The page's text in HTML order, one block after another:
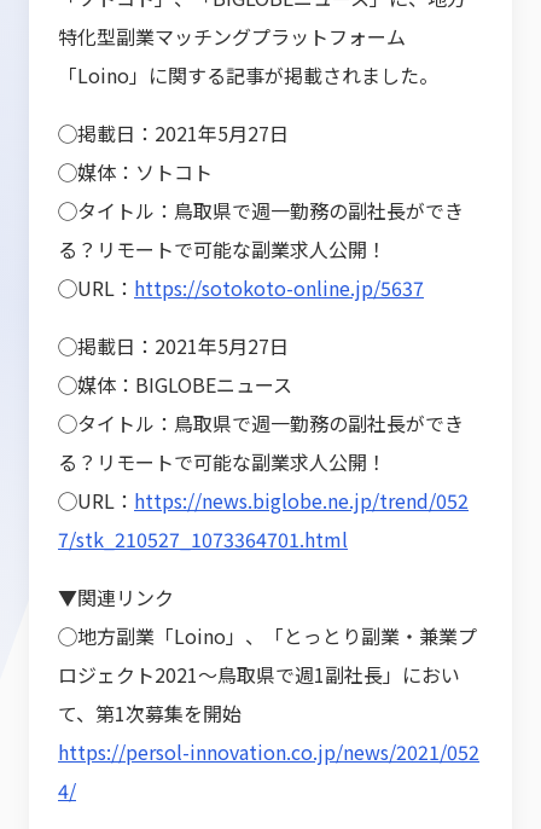
特化型副業マッチングプラットフォーム
「Loino」に関する記事が掲載されました。
◯掲載日： 2021年5月27日
◯媒体：ソトコト
◯タイトル： 鳥取県で週一勤務の副社長ができ
る？リモートで可能な副業求人公開！
◯URL： https://sotokoto-online.jp/5637
◯掲載日： 2021年5月27日
◯媒体： BIGLOBEニュース
◯タイトル： 鳥取県で週一勤務の副社長ができ
る？リモートで可能な副業求人公開！
◯URL： https://news.biglobe.ne.jp/trend/052
7/stk_210527_1073364701.html
▼関連リンク
◯地方副業「Loino」、「とっとり副業・兼業プ
ロジェクト2021～鳥取県で週1副社長」におい
て、第1次募集を開始
https://persol-innovation.co.jp/news/2021/052
4/